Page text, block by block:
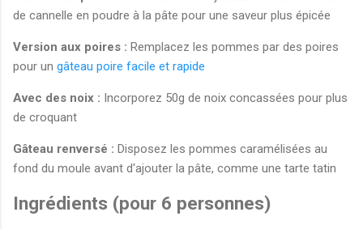
de cannelle en poudre à la pâte pour une saveur plus épicée
Version aux poires : Remplacez les pommes par des poires
pour un gâteau poire facile et rapide
Avec des noix : Incorporez 50g de noix concassées pour plus
de croquant
Gâteau renversé : Disposez les pommes caramélisées au
fond du moule avant d'ajouter la pâte, comme une tarte tatin
Ingrédients (pour 6 personnes)